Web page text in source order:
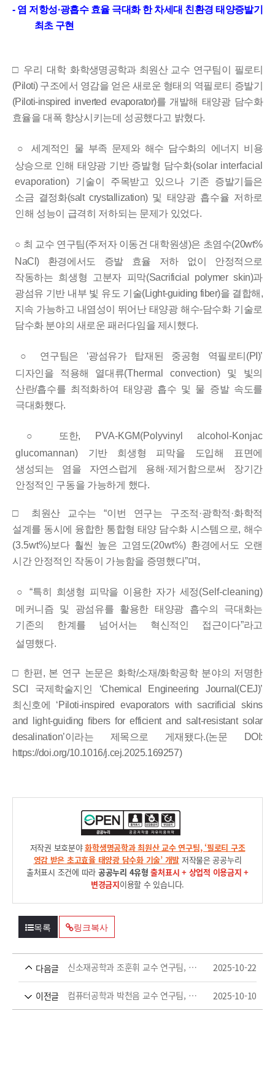
- 염 저항성·광흡수 효율 극대화 한 차세대 친환경 태양증발기
최초 구현
□ 우리 대학 화학생명공학과 최원산 교수 연구팀이
필로티
(Piloti) 구조에서 영감을 얻은 새로운 형태의 역필로티 증발기
(Piloti-inspired inverted evaporator)를 개발해 태양광 담수화
효율을 대폭 향상시키는데 성공했다고 밝혔다.
○세계적인 물 부족 문제와 해수 담수화의 에너지 비용
상승으로 인해 태양광 기반 증발형 담수화(solar interfacial
evaporation) 기술이 주목받고 있으나 기존 증발기들은
소금 결정화(salt crystallization) 및 태양광 흡수율 저하로
인해 성능이 급격히 저하되는 문제가 있었다.
○ 최 교수 연구팀(주저자 이동건 대학원생)은 초염수(20wt%
NaCl) 환경에서도 증발 효율 저하 없이 안정적으로
작동하는 희생형 고분자 피막(Sacrificial polymer skin)과
광섬유 기반 내부 빛 유도 기술(Light-guiding fiber)을 결합해 ,
지속 가능하고 내염성이 뛰어난 태양광 해수-담수화 기술로
담수화 분야의 새로운 패러다임을 제시했다.
○ 연구팀은 ‘광섬유가 탑재된 중공형 역필로티 (PI)’
디자인을 적용해
열대류(Thermal convection) 및 빛의
산란/흡수를 최적화하여 태양광 흡수 및 물 증발 속도를
극대화했다.
○ 또한, PVA-KGM(Polyvinyl alcohol-Konjac
glucomannan) 기반 희생형 피막을 도입해 표면에
생성되는 염을 자연스럽게 용해 ·제거함으로써 장기간
안정적인 구동을 가능하게 했다.
□ 최원산 교수는“이번 연구는 구조적 ·광학적 ·화학적
설계를 동시에 융합한 통합형 태양 담수화 시스템으로, 해수
(3.5wt%)보다 훨씬 높은 고염도(20wt%) 환경에서도 오랜
시간 안정적인 작동이 가능함을 증명했다”며 ,
○“특히 희생형 피막을 이용한 자가 세정(Self-cleaning)
메커니즘 및 광섬유를 활용한 태양광 흡수의 극대화는
기존의 한계를 넘어서는 혁신적인 접근이다”라고
설명했다.
□ 한편 , 본 연구 논문은 화학/소재/화학공학 분야의 저명한
SCI 국제학술지인 ‘Chemical Engineering Journal(CEJ)’
최신호에 ‘Piloti-inspired evaporators with sacrificial skins
and light-guiding fibers for efficient and salt-resistant solar
desalination’이라는 제목으로 게재됐다.(논문
DOI:
https://doi.org/10.1016/j.cej.2025.169257)
저작권 보호분야화학생명공학과 최원산 교수 연구팀, ‘필로티 구조
영감 받은 초고효율 태양광 담수화 기술’ 개발 저작물은 공공누리
출처표시 조건에 따라 공공누리 4유형 출처표시 + 상업적 이용금지 +
변경금지이용할 수 있습니다.
목록 링크복사
다음글 신소재공학과 조훈휘 교수 연구팀, 시스템 온 칩의 열 전달에 관한 연구로 국제학술지 논문 등재 2025-10-22
이전글 컴퓨터공학과 박천음 교수 연구팀, 제37회 한글 및 한국어 정보처리 학술대회 ‘우수논문상’ 2건 수상 2025-10-10